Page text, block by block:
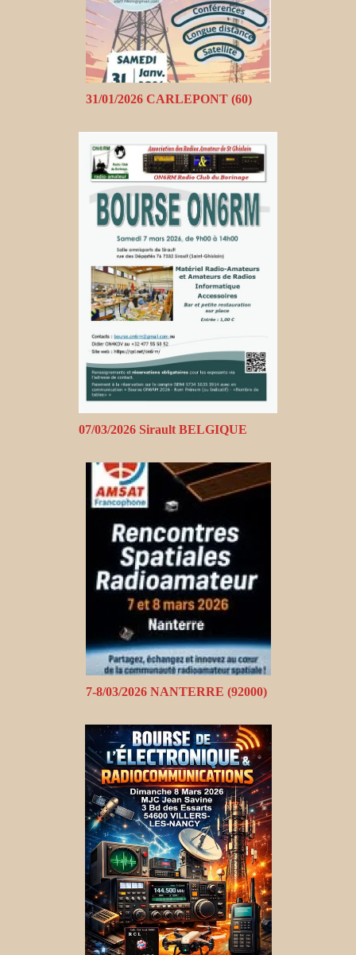
31/01/2026 CARLEPONT (60)
07/03/2026 Sirault BELGIQUE
7-8/03/2026 NANTERRE (92000)